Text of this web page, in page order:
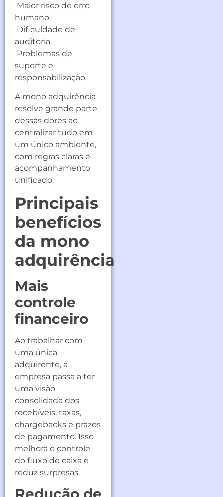
Maior risco de erro
humano
Dificuldade de
auditoria
Problemas de
suporte e
responsabilização
A mono adquirência
resolve grande parte
dessas dores ao
centralizar tudo em
um único ambiente,
com regras claras e
acompanhamento
unificado.
Principais
benefícios
da mono
adquirência
Mais
controle
financeiro
Ao trabalhar com
uma única
adquirente, a
empresa passa a ter
uma visão
consolidada dos
recebíveis, taxas,
chargebacks e prazos
de pagamento. Isso
melhora o controle
do fluxo de caixa e
reduz surpresas.
Redução de